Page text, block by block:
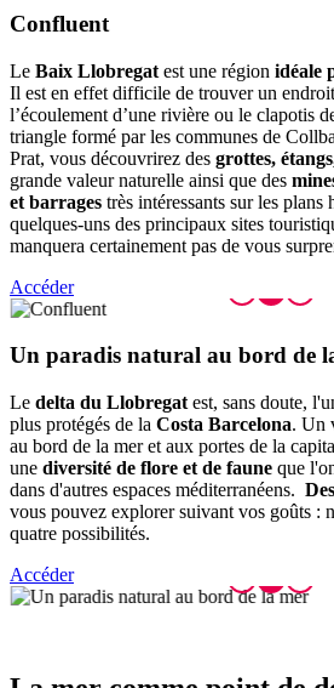
Confluent
Le Baix Llobregat est une région idéale
Il est en effet difficile de trouver un
l’écoulement d’une rivière ou le clapotis
triangle formé par les communes de
Prat, vous découvrirez des grottes,
grande valeur naturelle ainsi que des
et barrages très intéressants sur les
quelques-uns des principaux sites
manquera certainement pas de vous
Accéder
Un paradis natural au bord de
Le delta du Llobregat est, sans doute,
plus protégés de la Costa Barcelona. Un
au bord de la mer et aux portes de la
une diversité de flore et de faune que
dans d'autres espaces méditerranéens.
vous pouvez explorer suivant vos goûts :
quatre possibilités.
Accéder